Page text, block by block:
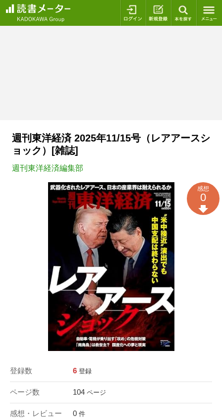
ログイン 新規登録
週刊東洋経済 2025年11/15号（レアアースシ
ョック）[雑誌]
週刊東洋経済編集部
登録数 6 登録
ページ数 104 ページ
感想・レビュー 0 件
感想
0